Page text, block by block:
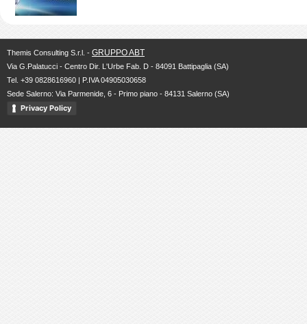
Themis Consulting S.r.l. - GRUPPO ABT
Via G.Palatucci - Centro Dir. L'Urbe Fab. D - 84091 Battipaglia (SA)
Tel. +39 0828616960 | P.IVA 04905030658
Sede Salerno: Via Parmenide, 6 - Primo piano - 84131 Salerno (SA)
Privacy Policy